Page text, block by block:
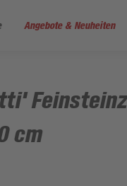
Angebote & Neuheiten
cm